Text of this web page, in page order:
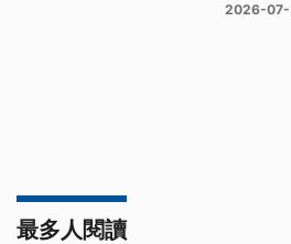
2026-
最多人閱讀